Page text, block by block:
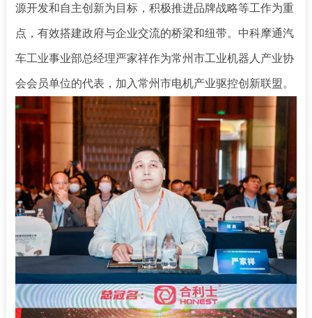
源开发和自主创新为目标，积极推进品牌战略等工作为重
点，有效搭建政府与企业交流的桥梁和纽带。中科摩通汽
车工业事业部总经理严家祥作为常州市工业机器人产业协
会会员单位的代表，加入常州市电机产业驱控创新联盟。